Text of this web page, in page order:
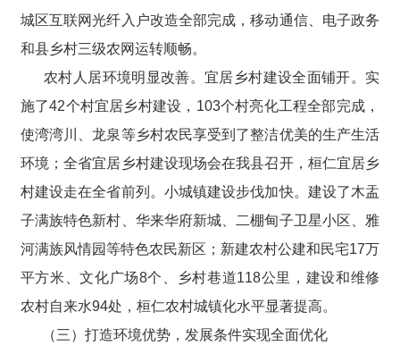
城区互联网光纤入户改造全部完成，移动通信、电子政务
和县乡村三级农网运转顺畅。
农村人居环境明显改善。宜居乡村建设全面铺开。实
施了42个村宜居乡村建设，103个村亮化工程全部完成，
使湾湾川、龙泉等乡村农民享受到了整洁优美的生产生活
环境；全省宜居乡村建设现场会在我县召开，桓仁宜居乡
村建设走在全省前列。小城镇建设步伐加快。建设了木盂
子满族特色新村、华来华府新城、二棚甸子卫星小区、雅
河满族风情园等特色农民新区；新建农村公建和民宅17万
平方米、文化广场8个、乡村巷道118公里，建设和维修
农村自来水94处，桓仁农村城镇化水平显著提高。
（三）打造环境优势，发展条件实现全面优化